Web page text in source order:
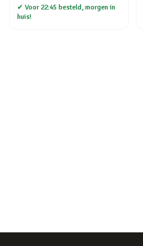
✔ Voor 22:45 besteld, morgen in
huis!